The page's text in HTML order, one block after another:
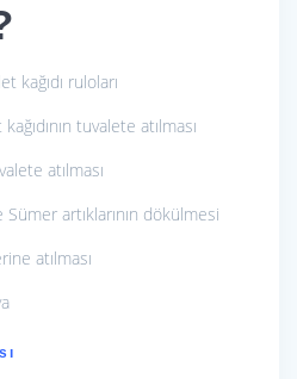
kağıdı ruloları
tuvalete atılması
atılması
artıklarının dökülmesi
atılması